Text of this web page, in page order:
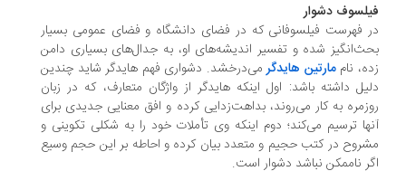
دشوار
فهرست فیلسوفانی که در فضای دانشگاه و فضای عمومی بسیار
شده و تفسیر اندیشه‌های او، به جدال‌های بسیاری دامن
ناممارتین هایدگر می‌درخشد. دشواری فهم هایدگر شاید چندین
داشته باشد: اول اینکه هایدگر از واژگان متعارف، که در زبان
به کار می‌روند، بداهت‌زدایی کرده و افق معنایی جدیدی برای
ترسیم می‌کند؛ دوم اینکه وی تأملات خود را به شکلی تکوینی و
در کتب حجیم و متعدد بیان کرده و احاطه بر این حجم وسیع
ناممکن نباشد دشوار است.